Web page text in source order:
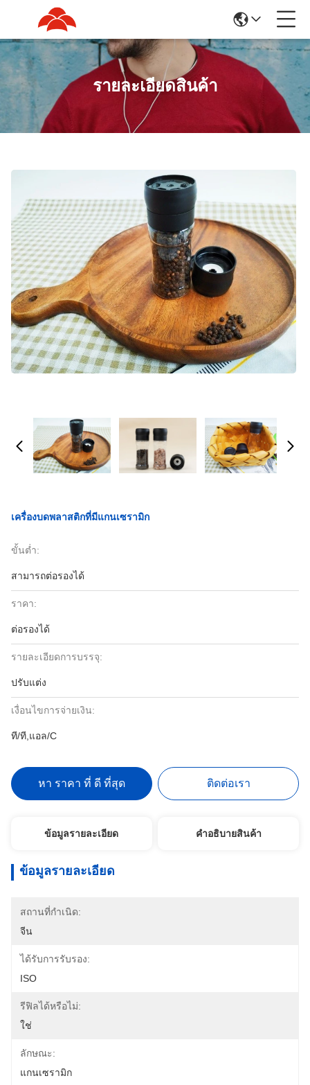
รายละเอียดสินค้า
เครื่องบดพลาสติกที่มีแกนเซรามิก
ขั้นต่ำ:
สามารถต่อรองได้
ราคา:
ต่อรองได้
รายละเอียดการบรรจุ:
ปรับแต่ง
เงื่อนไขการจ่ายเงิน:
ที/ที,แอล/C
หา ราคา ที่ ดี ที่สุด ติดต่อเรา
ข้อมูลรายละเอียด คําอธิบายสินค้า
ข้อมูลรายละเอียด
สถานที่กำเนิด:
จีน
ได้รับการรับรอง:
ISO
รีฟิลได้หรือไม่:
ใช่
ลักษณะ:
แกนเซรามิก